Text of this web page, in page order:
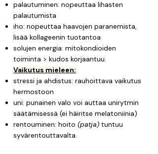
palautuminen: nopeuttaa lihasten
palautumista
iho: nopeuttaa haavojen paranemista,
lisää kollageenin tuotantoa
solujen energia: mitokondioiden
toiminta > kudos korjaantuu.
Vaikutus mieleen:
stressi ja ahdistus: rauhoittava vaikutus
hermostoon
uni: punainen valo voi auttaa unirytmin
säätämisessä (ei häiritse melatoniinia)
rentouminen: hoito (patja) tuntuu
syvärentouttavalta.